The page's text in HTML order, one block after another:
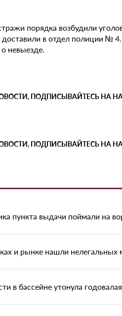
порядка возбудили
в отдел полиции №
невыезде.
ПОДПИСЫВАЙТЕСЬ НА
ПОДПИСЫВАЙТЕСЬ НА
пункта выдачи поймали на
и рынке нашли нелегальных
в бассейне утонула